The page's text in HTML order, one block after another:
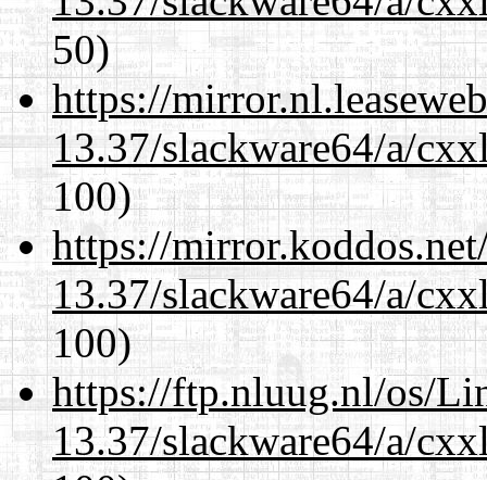
50)
https://
13.37/slackware64/a/
100)
https://
13.37/slackware64/a/
100)
https://ftp.nluug.nl/os/
13.37/slackware64/a/